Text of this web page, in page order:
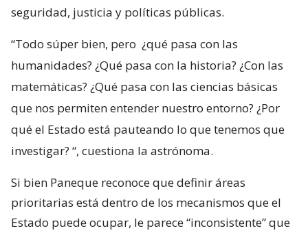
seguridad, justicia y políticas públicas.
“Todo súper bien, pero ¿qué pasa con las
humanidades? ¿Qué pasa con la historia? ¿Con las
matemáticas? ¿Qué pasa con las ciencias básicas
que nos permiten entender nuestro entorno? ¿Por
qué el Estado está pauteando lo que tenemos que
investigar? “, cuestiona la astrónoma.
Si bien Paneque reconoce que definir áreas
prioritarias está dentro de los mecanismos que el
Estado puede ocupar, le parece “inconsistente” que